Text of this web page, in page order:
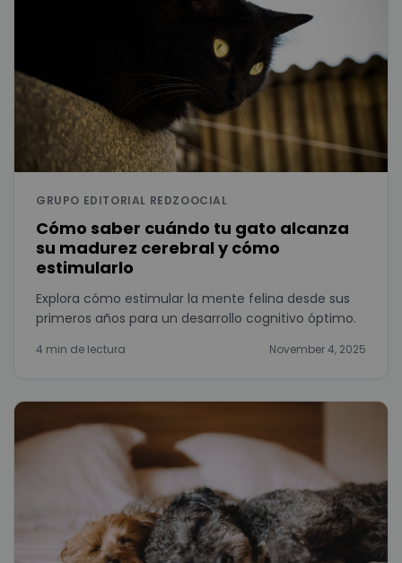
GRUPO EDITORIAL REDZOOCIAL
Cómo saber cuándo tu gato alcanza
su madurez cerebral y cómo
estimularlo
Explora cómo estimular la mente felina desde sus
primeros años para un desarrollo cognitivo óptimo.
4 min de lectura November 4, 2025